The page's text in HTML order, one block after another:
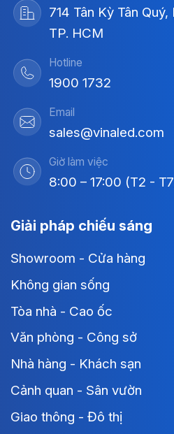
714 Tân Kỳ Tân
TP. HCM
Hotline
1900 1732
Email
sales@vinaled.com
Giờ làm việc
8:00 – 17:00 (T2 -
Giải pháp chiếu sáng
Showroom - Cửa hàng
Không gian sống
Tòa nhà - Cao ốc
Văn phòng - Công sở
Nhà hàng - Khách sạn
Cảnh quan - Sân vườn
Giao thông - Đô thị